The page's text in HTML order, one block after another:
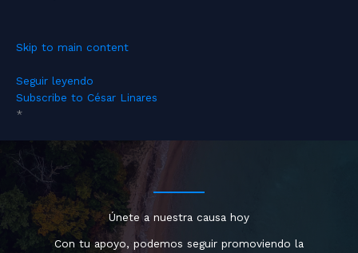
Skip to main content
Seguir leyendo
Subscribe to César Linares
*
Únete a nuestra causa hoy
Con tu apoyo, podemos seguir promoviendo la